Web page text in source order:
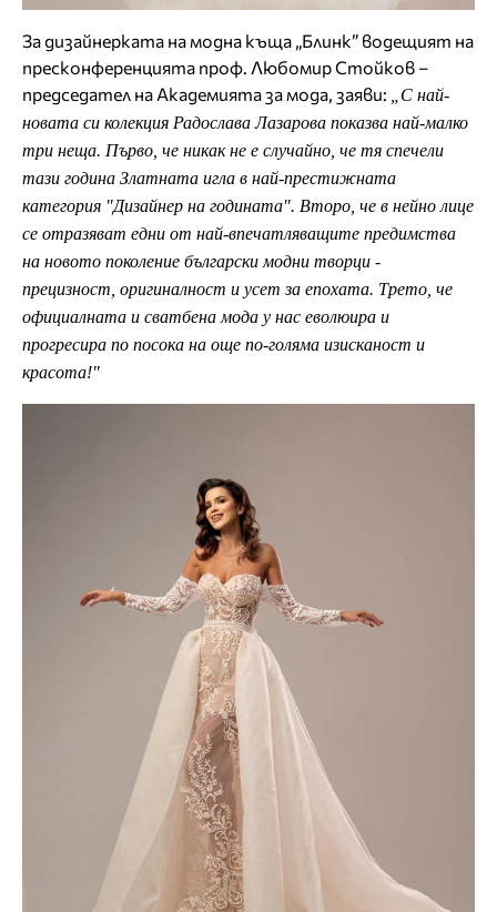
За дизайнерката на модна къща „Блинк” водещият на
пресконференцията проф. Любомир Стойков –
председател на Академията за мода, заяви:
„С най-
новата си колекция Радослава Лазарова показва най-малко
три неща. Първо, че никак не е случайно, че тя спечели
тази година Златната игла в най-престижната
категория "Дизайнер на годината". Второ, че в нейно лице
се отразяват едни от най-впечатляващите предимства
на новото поколение български модни творци -
прецизност, оригиналност и усет за епохата. Трето, че
официалната и сватбена мода у нас еволюира и
прогресира по посока на още по-голяма изисканост и
красота!"